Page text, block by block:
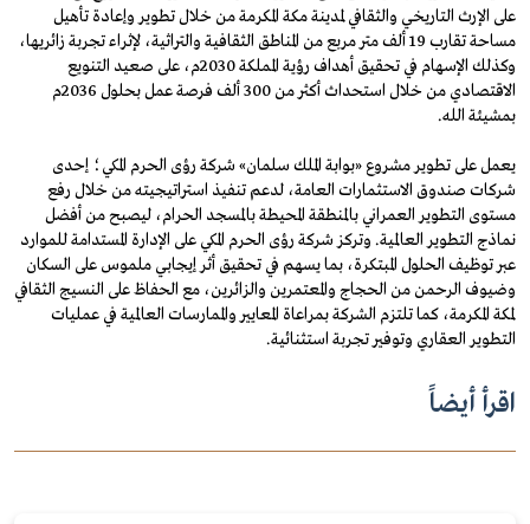
على الإرث التاريخي والثقافي لمدينة مكة المكرمة من خلال تطوير وإعادة تأهيل
مساحة تقارب 19 ألف متر مربع من المناطق الثقافية والتراثية، لإثراء تجربة زائريها،
وكذلك الإسهام في تحقيق أهداف رؤية المملكة 2030م، على صعيد التنويع
الاقتصادي من خلال استحداث أكثر من 300 ألف فرصة عمل بحلول 2036م
بمشيئة الله.
يعمل على تطوير مشروع «بوابة الملك سلمان» شركة رؤى الحرم المكي؛ إحدى
شركات صندوق الاستثمارات العامة، لدعم تنفيذ استراتيجيته من خلال رفع
مستوى التطوير العمراني بالمنطقة المحيطة بالمسجد الحرام، ليصبح من أفضل
نماذج التطوير العالمية. وتركز شركة رؤى الحرم المكي على الإدارة المستدامة للموارد
عبر توظيف الحلول المبتكرة، بما يسهم في تحقيق أثر إيجابي ملموس على السكان
وضيوف الرحمن من الحجاج والمعتمرين والزائرين، مع الحفاظ على النسيج الثقافي
لمكة المكرمة، كما تلتزم الشركة بمراعاة المعايير والممارسات العالمية في عمليات
التطوير العقاري وتوفير تجربة استثنائية.
اقرأ أيضاً